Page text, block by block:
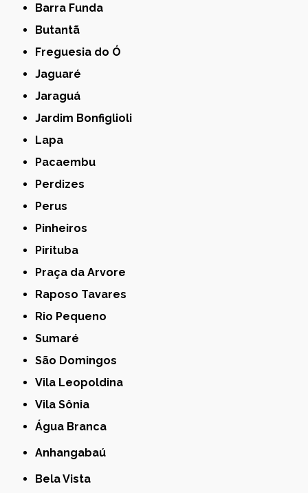
Barra Funda
Butantã
Freguesia do Ó
Jaguaré
Jaraguá
Jardim Bonfiglioli
Lapa
Pacaembu
Perdizes
Perus
Pinheiros
Pirituba
Praça da Arvore
Raposo Tavares
Rio Pequeno
Sumaré
São Domingos
Vila Leopoldina
Vila Sônia
Água Branca
Anhangabaú
Bela Vista